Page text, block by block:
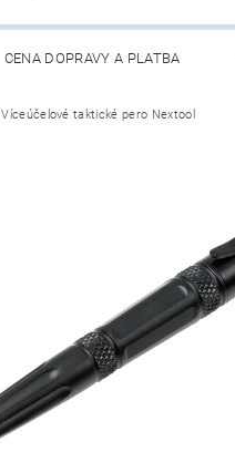
CENA DOPRAVY A PLATBA
Víceúčelové taktické pero Nextool